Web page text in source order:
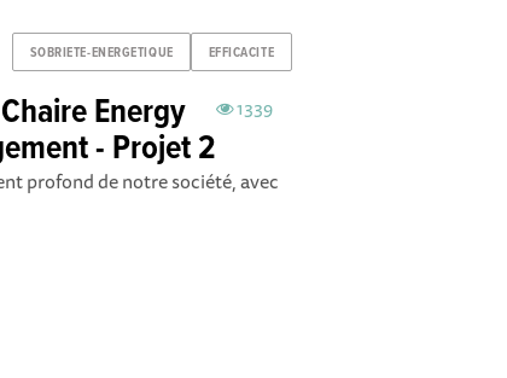
SOBRIETE-ENERGETIQUE EFFICACITE
1339
Energy
- Projet 2
profond de notre société, avec